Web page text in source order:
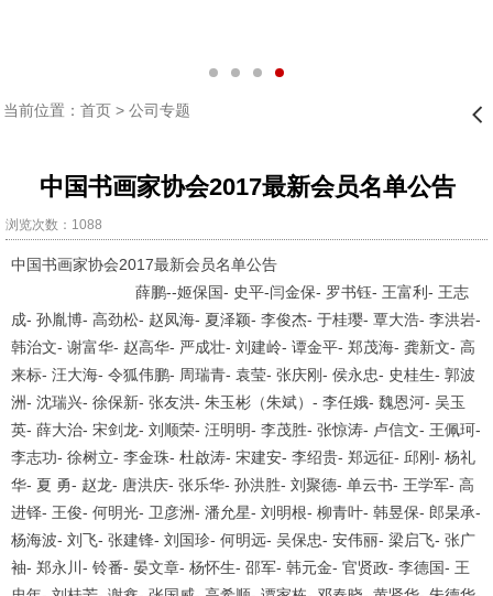
当前位置： 首页> 公司专题 󰊒
中国书画家协会2017最新会员名单公告
浏览次数：1088
中国书画家协会2017最新会员名单公告
薛鹏--姬保国- 史平-闫金保- 罗书钰- 王富利- 王志
成- 孙胤博- 高劲松- 赵凤海- 夏泽颖- 李俊杰- 于桂璎- 覃大浩- 李洪岩-
韩治文- 谢富华- 赵高华- 严成壮- 刘建岭- 谭金平- 郑茂海- 龚新文- 高
来标- 汪大海- 令狐伟鹏- 周瑞青- 袁莹- 张庆刚- 侯永忠- 史桂生- 郭波
洲- 沈瑞兴- 徐保新- 张友洪- 朱玉彬（朱斌）- 李任娥- 魏恩河- 吴玉
英- 薛大治- 宋剑龙- 刘顺荣- 汪明明- 李茂胜- 张惊涛- 卢信文- 王佩珂-
李志功- 徐树立- 李金珠- 杜啟涛- 宋建安- 李绍贵- 郑远征- 邱刚- 杨礼
华- 夏 勇- 赵龙- 唐洪庆- 张乐华- 孙洪胜- 刘聚德- 单云书- 王学军- 高
进铎- 王俊- 何明光- 卫彦洲- 潘允星- 刘明根- 柳青叶- 韩昱保- 郎杲承-
杨海波- 刘飞- 张建锋- 刘国珍- 何明远- 吴保忠- 安伟丽- 梁启飞- 张广
袖- 郑永川- 铃番- 晏文章- 杨怀生- 邵军- 韩元金- 官贤政- 李德国- 王